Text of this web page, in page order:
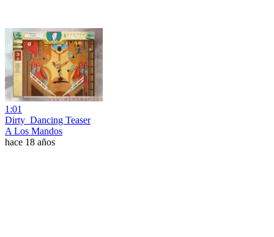
1:01
Dirty_Dancing Teaser
A Los Mandos
hace 18 años